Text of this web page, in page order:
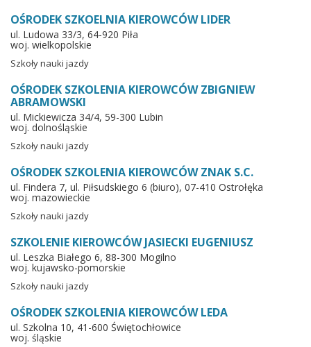
OŚRODEK SZKOELNIA KIEROWCÓW LIDER
ul. Ludowa 33/3, 64-920 Piła
woj. wielkopolskie
Szkoły nauki jazdy
OŚRODEK SZKOLENIA KIEROWCÓW ZBIGNIEW
ABRAMOWSKI
ul. Mickiewicza 34/4, 59-300 Lubin
woj. dolnośląskie
Szkoły nauki jazdy
OŚRODEK SZKOLENIA KIEROWCÓW ZNAK S.C.
ul. Findera 7, ul. Piłsudskiego 6 (biuro), 07-410 Ostrołęka
woj. mazowieckie
Szkoły nauki jazdy
SZKOLENIE KIEROWCÓW JASIECKI EUGENIUSZ
ul. Leszka Białego 6, 88-300 Mogilno
woj. kujawsko-pomorskie
Szkoły nauki jazdy
OŚRODEK SZKOLENIA KIEROWCÓW LEDA
ul. Szkolna 10, 41-600 Świętochłowice
woj. śląskie